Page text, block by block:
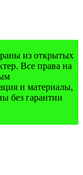
из открытых
Все права на
и материалы,
без гарантии